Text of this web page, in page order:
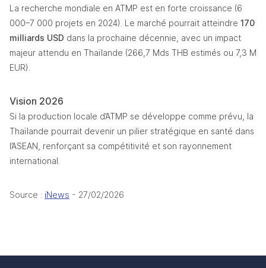
La recherche mondiale en ATMP est en forte croissance (6
000–7 000 projets en 2024). Le marché pourrait atteindre 170
milliards USD dans la prochaine décennie, avec un impact
majeur attendu en Thaïlande (266,7 Mds THB estimés ou 7,3 M
EUR).
Vision 2026
Si la production locale d’ATMP se développe comme prévu, la
Thaïlande pourrait devenir un pilier stratégique en santé dans
l’ASEAN, renforçant sa compétitivité et son rayonnement
international.
Source : iNews - 27/02/2026